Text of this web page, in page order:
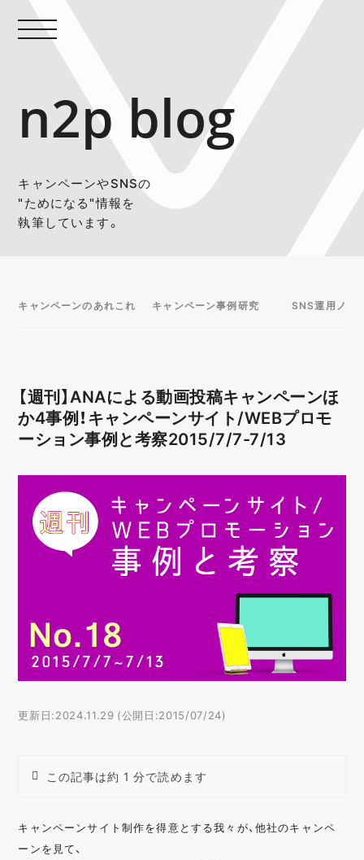
n2p blog
キャンペーンやSNSの
"ためになる"情報を
執筆しています。
キャンペーンのあれこれ キャンペーン事例研究 SNS運用ノウ
【週刊】ANAによる動画投稿キャンペーンほ
か4事例！キャンペーンサイト/WEBプロモ
ーション事例と考察2015/7/7-7/13
更新日:2024.11.29 (公開日:2015/07/24)
この記事は約 1 分で読めます
キャンペーンサイト制作を得意とする我々が、他社のキャンペ
ーンを見て、